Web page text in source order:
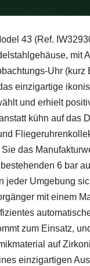
43 (Ref.
mit
Uhr
einzigartige
und erhielt
kühn auf das
das
6 bar
jeder Umgebung
mit einem
zum Einsatz,
auf
einzigartigen